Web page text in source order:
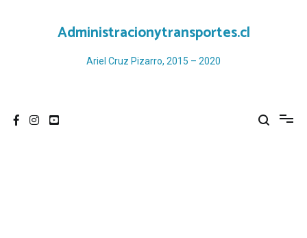
Administracionytransportes.cl
Ariel Cruz Pizarro, 2015 – 2020